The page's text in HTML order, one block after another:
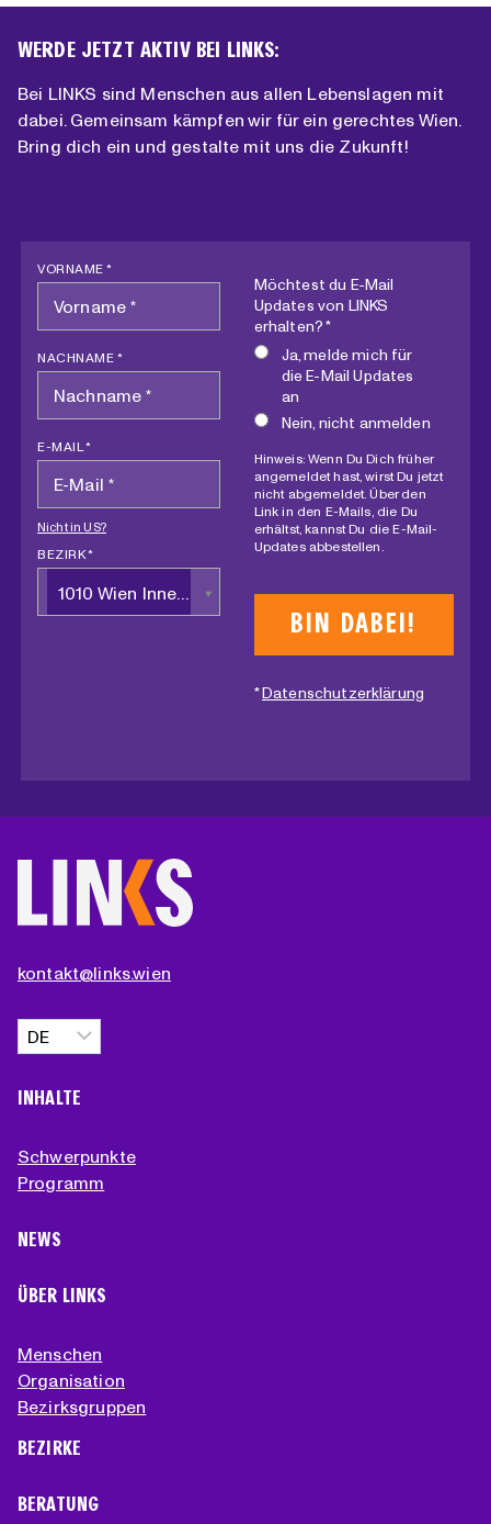
WERDE JETZT AKTIV BEI LINKS:
Bei LINKS sind Menschen aus allen Lebenslagen mit
dabei. Gemeinsam kämpfen wir für ein gerechtes Wien.
Bring dich ein und gestalte mit uns die Zukunft!
VORNAME *
NACHNAME *
E-MAIL *
Nicht inUS?
BEZIRK *
1010 Wien Innere Stadt
Möchtest du E-Mail
Updates von LINKS
erhalten? *
Ja, melde mich für
die E-Mail Updates
an
Nein, nicht anmelden
Hinweis: Wenn Du Dich früher
angemeldet hast, wirst Du jetzt
nicht abgemeldet. Über den
Link in den E-Mails, die Du
erhältst, kannst Du die E-Mail-
Updates abbestellen.
*Datenschutzerklärung
kontakt@links.wien
Sprache
auswählen
INHALTE
Schwerpunkte
Programm
NEWS
ÜBER LINKS
Menschen
Organisation
Bezirksgruppen
BEZIRKE
BERATUNG